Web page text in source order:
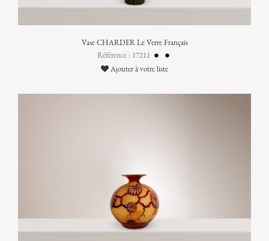
Vase CHARDER Le Verre Français
Référence : 17211
Ajouter à votre liste